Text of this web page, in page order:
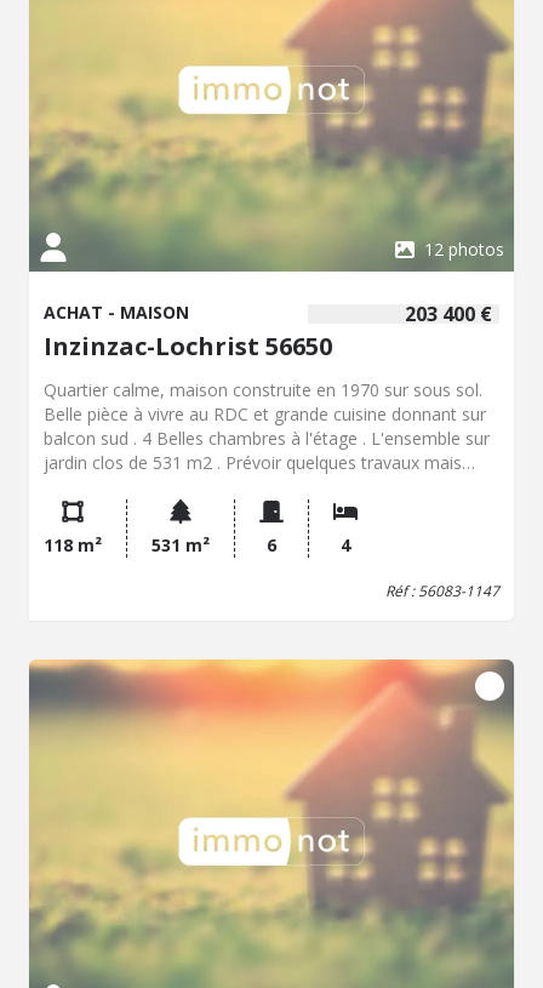
12 photos
203 400 €
ACHAT - MAISON
Inzinzac-Lochrist 56650
Quartier calme, maison construite en 1970 sur sous sol.
Belle pièce à vivre au RDC et grande cuisine donnant sur
balcon sud . 4 Belles chambres à l'étage . L'ensemble sur
jardin clos de 531 m2 . Prévoir quelques travaux mais
118 m² 531 m² 6 4
Réf : 56083-1147